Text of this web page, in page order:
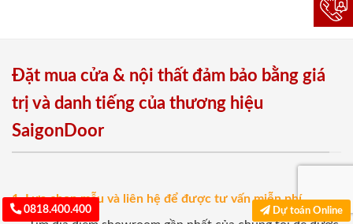
Đặt mua cửa & nội thất đảm bảo bằng giá
trị và danh tiếng của thương hiệu
SaigonDoor
1. Lựa chọn mẫu và liên hệ để được tư vấn miễn phí
0818.400.400 Dự toán Online